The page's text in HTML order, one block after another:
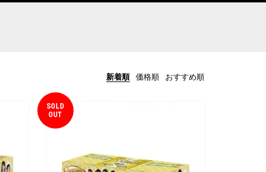
新着順 価格順 おすすめ順
SOLD
OUT